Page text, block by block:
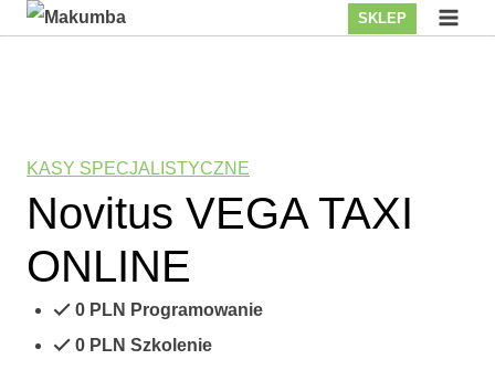
Przejdź
SKLEP
KASY SPECJALISTYCZNE
Novitus VEGA TAXI
ONLINE
0 PLN Programowanie
0 PLN Szkolenie